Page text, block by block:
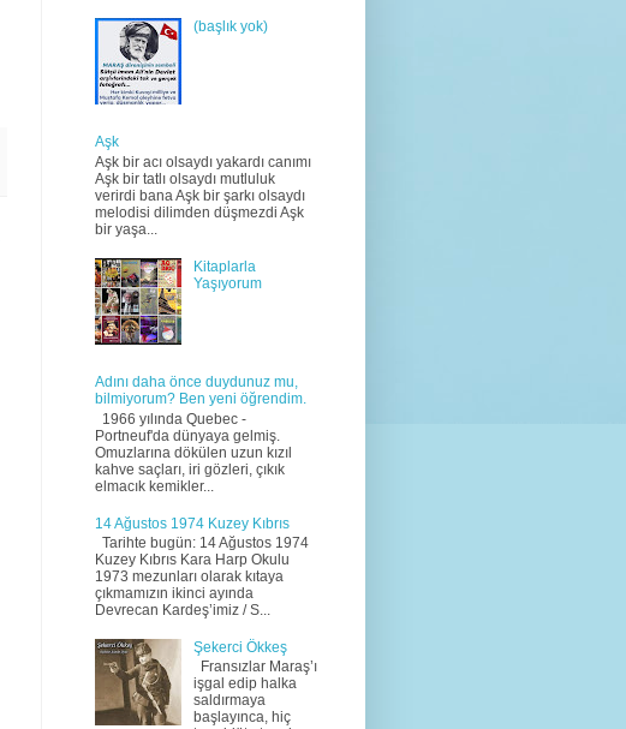
(başlık yok)
Aşk
Aşk bir acı olsaydı yakardı canımı
Aşk bir tatlı olsaydı mutluluk
verirdi bana Aşk bir şarkı olsaydı
melodisi dilimden düşmezdi Aşk
bir yaşa...
Kitaplarla
Yaşıyorum
Adını daha önce duydunuz mu,
bilmiyorum? Ben yeni öğrendim.
1966 yılında Quebec -
Portneuf'da dünyaya gelmiş.
Omuzlarına dökülen uzun kızıl
kahve saçları, iri gözleri, çıkık
elmacık kemikler...
14 Ağustos 1974 Kuzey Kıbrıs
Tarihte bugün: 14 Ağustos 1974
Kuzey Kıbrıs Kara Harp Okulu
1973 mezunları olarak kıtaya
çıkmamızın ikinci ayında
Devrecan Kardeş’imiz / S...
Şekerci Ökkeş
Fransızlar Maraş’ı
işgal edip halka
saldırmaya
başlayınca, hiç